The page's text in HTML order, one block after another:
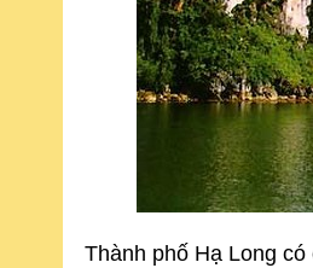
Thành phố Hạ Long